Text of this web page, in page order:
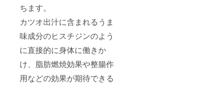
ちます。
カツオ出汁に含まれるうま
味成分のヒスチジンのよう
に直接的に身体に働きか
け、脂肪燃焼効果や整腸作
用などの効果が期待できる